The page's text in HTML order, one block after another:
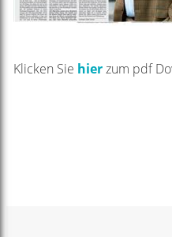
Klicken Sie hierzum pdf